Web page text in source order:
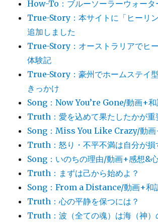
How-To：ブルーソーラーウォータ
True-Story：本サイトに「ヒーリ
追加しました
True-Story：オーストラリアでヒ
体験記
True-Story：豪州でホームステイ
きっかけ
Song：Now You’re Gone/動画+和
Truth：愛を込めて果たしたかが重
Song：Miss You Like Crazy/動画
Truth：怒り・不平不満は自分が損
Song：いのちの理由/動画+感想&
Truth：まずは己から始めよ？
Song：From a Distance/動画+和
Truth：心の平静を保つには？
Truth：波（全ての魂）は海（神）